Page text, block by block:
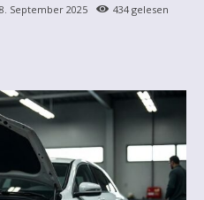
September 2025 434gelesen